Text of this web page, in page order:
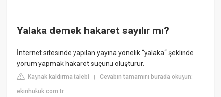
Yalaka demek hakaret sayılır mı?
İnternet sitesinde yapılan yayına yönelik “yalaka“ şeklinde
yorum yapmak hakaret suçunu oluşturur.
Kaynak kaldırma talebi |Cevabın tamamını burada okuyun:
ekinhukuk.com.tr